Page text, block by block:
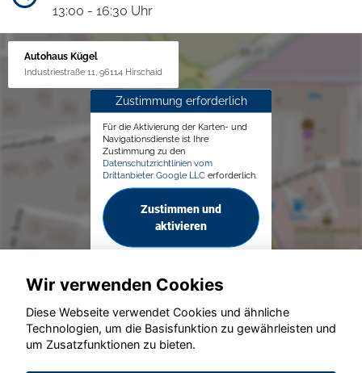
13:00 - 16:30 Uhr
Autohaus Kügel
Industriestraße 11, 96114 Hirschaid
Zustimmung erforderlich
Für die Aktivierung der Karten- und
Navigationsdienste ist Ihre
Zustimmung zu den
Datenschutzrichtlinien vom
Drittanbieter Google LLC erforderlich.
Zustimmen und
aktivieren
© konjunkturmotor.de GmbH 2020 - 2026
Wir verwenden Cookies
Diese Webseite verwendet Cookies und ähnliche
Technologien, um die Basisfunktion zu gewährleisten und
um Zusatzfunktionen zu bieten.